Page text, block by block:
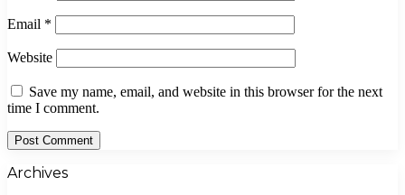
Email *
Website
Save my name, email, and website in this browser for the next
time I comment.
Archives